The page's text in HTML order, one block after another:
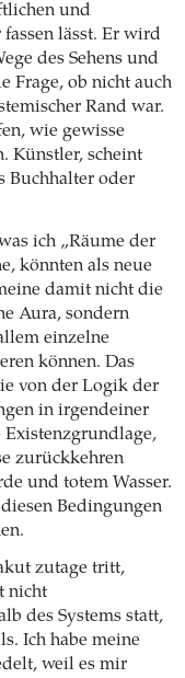
und
lässt. Er wird
des Sehens und
Frage, ob nicht auch
Rand war.
wie gewisse
Künstler, scheint
Buchhalter oder
ich „Räume der
könnten als neue
damit nicht die
Aura, sondern
einzelne
können. Das
von der Logik der
in irgendeiner
zurückkehren
und totem Wasser.
Bedingungen
zutage tritt,
nicht
des Systems statt,
Ich habe meine
weil es mir